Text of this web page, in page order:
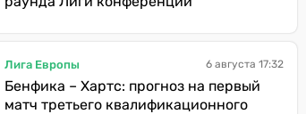
Лига Европы 6 августа 17:32
Бенфика – Хартс: прогноз на первый
матч третьего квалификационного